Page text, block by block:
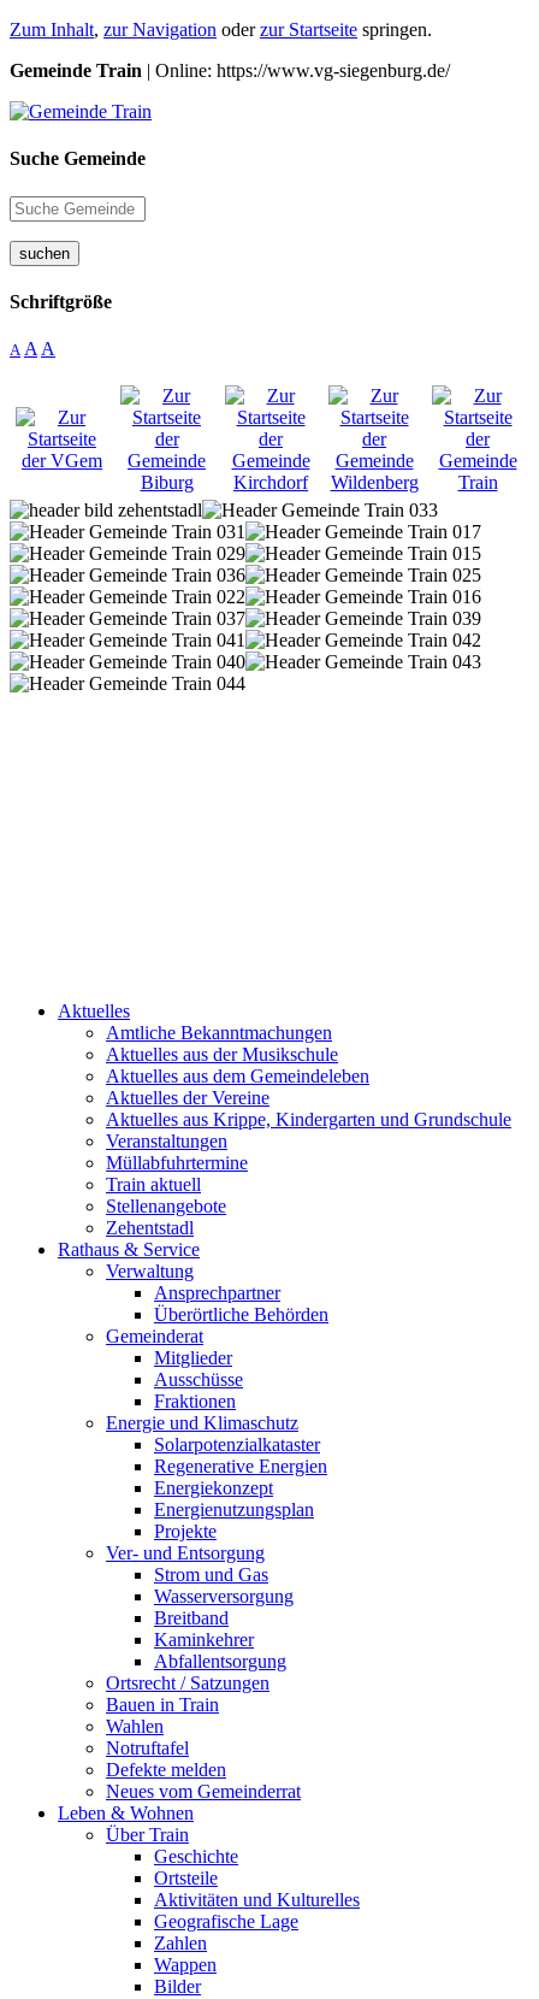
Zum Inhalt, zur Navigation oderzur Startseite springen.
Gemeinde Train | Online: https://www.vg-siegenburg.de/
Suche Gemeinde
suchen
Schriftgröße
A A A
Aktuelles
Amtliche Bekanntmachungen
Aktuelles aus der Musikschule
Aktuelles aus dem Gemeindeleben
Aktuelles der Vereine
Aktuelles aus Krippe, Kindergarten und Grundschule
Veranstaltungen
Müllabfuhrtermine
Train aktuell
Stellenangebote
Zehentstadl
Rathaus & Service
Verwaltung
Ansprechpartner
Überörtliche Behörden
Gemeinderat
Mitglieder
Ausschüsse
Fraktionen
Energie und Klimaschutz
Solarpotenzialkataster
Regenerative Energien
Energiekonzept
Energienutzungsplan
Projekte
Ver- und Entsorgung
Strom und Gas
Wasserversorgung
Breitband
Kaminkehrer
Abfallentsorgung
Ortsrecht / Satzungen
Bauen in Train
Wahlen
Notruftafel
Defekte melden
Neues vom Gemeinderrat
Leben & Wohnen
Über Train
Geschichte
Ortsteile
Aktivitäten und Kulturelles
Geografische Lage
Zahlen
Wappen
Bilder